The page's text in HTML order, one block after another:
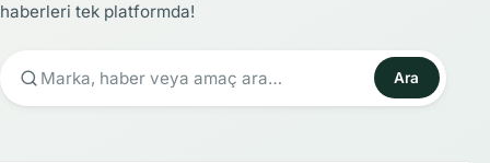
haberleri tek platformda!
Ara